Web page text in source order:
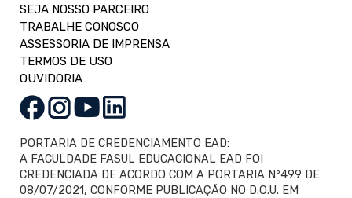
SEJA NOSSO PARCEIRO
TRABALHE CONOSCO
ASSESSORIA DE IMPRENSA
TERMOS DE USO
OUVIDORIA
PORTARIA DE CREDENCIAMENTO EAD:
A FACULDADE FASUL EDUCACIONAL EAD FOI
CREDENCIADA DE ACORDO COM A PORTARIA Nº499 DE
08/07/2021, CONFORME PUBLICAÇÃO NO D.O.U. EM